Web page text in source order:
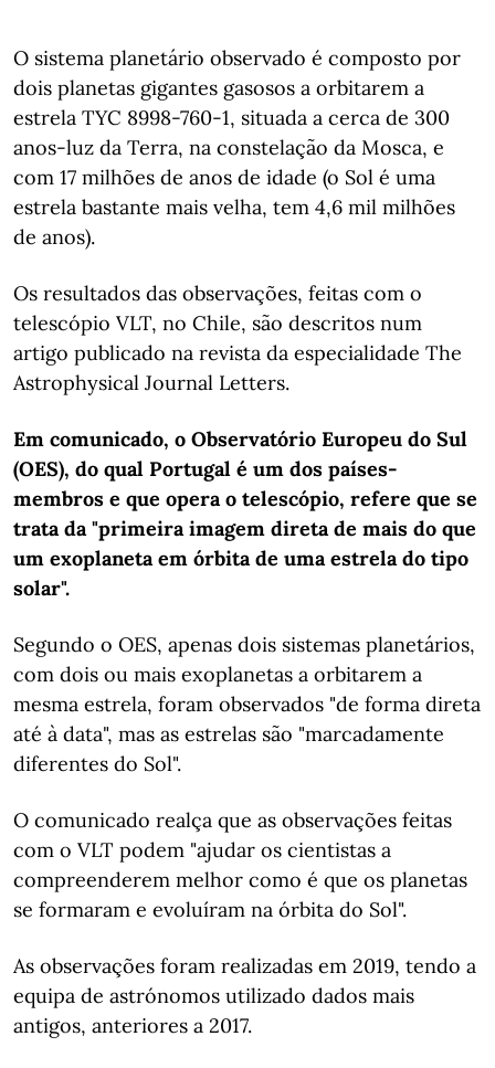
O sistema planetário observado é composto por
dois planetas gigantes gasosos a orbitarem a
estrela TYC 8998-760-1, situada a cerca de 300
anos-luz da Terra, na constelação da Mosca, e
com 17 milhões de anos de idade (o Sol é uma
estrela bastante mais velha, tem 4,6 mil milhões
de anos).
Os resultados das observações, feitas com o
telescópio VLT, no Chile, são descritos num
artigo publicado na revista da especialidade The
Astrophysical Journal Letters.
Em comunicado, o Observatório Europeu do Sul
(OES), do qual Portugal é um dos países-
membros e que opera o telescópio, refere que se
trata da "primeira imagem direta de mais do que
um exoplaneta em órbita de uma estrela do tipo
solar".
Segundo o OES, apenas dois sistemas planetários,
com dois ou mais exoplanetas a orbitarem a
mesma estrela, foram observados "de forma direta
até à data", mas as estrelas são "marcadamente
diferentes do Sol".
O comunicado realça que as observações feitas
com o VLT podem "ajudar os cientistas a
compreenderem melhor como é que os planetas
se formaram e evoluíram na órbita do Sol".
As observações foram realizadas em 2019, tendo a
equipa de astrónomos utilizado dados mais
antigos, anteriores a 2017.